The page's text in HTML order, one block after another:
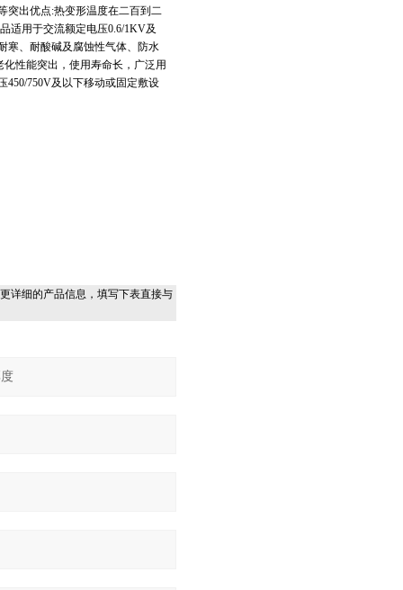
突出优点:热变形温度在二百到二
适用于交流额定电压0.6/1KV及
寒、耐酸碱及腐蚀性气体、防水
性能突出，使用寿命长，广泛用
450/750V及以下移动或固定敷设
详细的产品信息，填写下表直接与